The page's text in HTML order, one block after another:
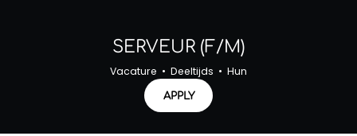
SERVEUR (F/M)
Vacature Deeltijds Hun
APPLY